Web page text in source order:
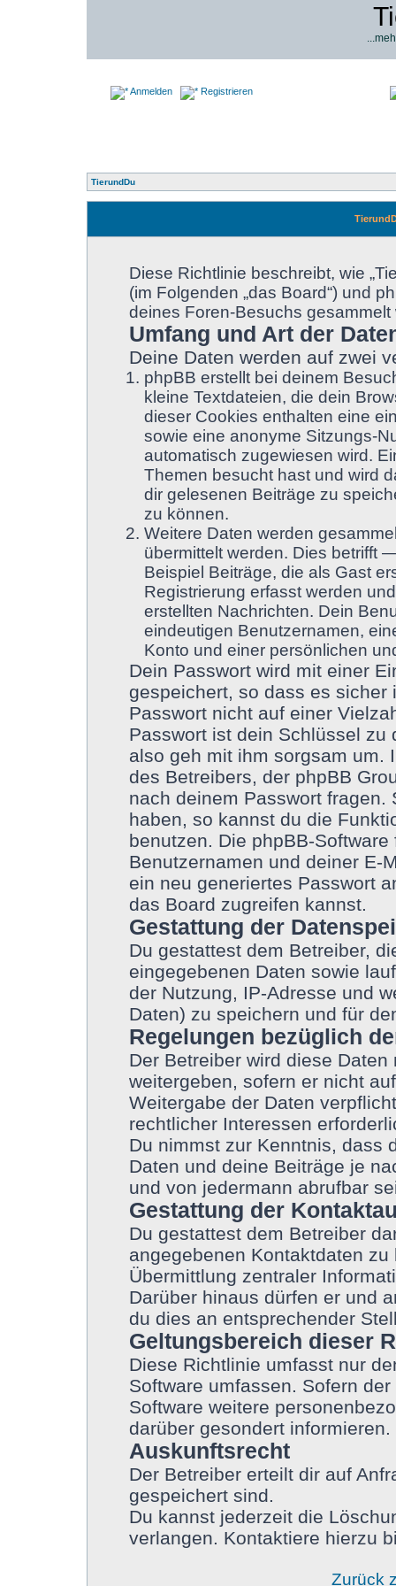
Anmelden Registrieren
TierundDu
Diese Richtlinie beschreibt, wie
(im Folgenden „das Board“) und
deines Foren-Besuchs gesammelt
Umfang und Art der
Deine Daten werden auf zwei
phpBB erstellt bei deinem
kleine Textdateien, die dein
dieser Cookies enthalten eine
sowie eine anonyme Sitzungs-
automatisch zugewiesen wird.
Themen besucht hast und wird
dir gelesenen Beiträge zu
zu können.
Weitere Daten werden
übermittelt werden. Dies betrifft
Beispiel Beiträge, die als Gast
Registrierung erfasst werden
erstellten Nachrichten. Dein
eindeutigen Benutzernamen,
Konto und einer persönlichen
Dein Passwort wird mit einer
gespeichert, so dass es
Passwort nicht auf einer
Passwort ist dein Schlüssel zu
also geh mit ihm sorgsam um.
des Betreibers, der phpBB
nach deinem Passwort
haben, so kannst du die
benutzen. Die phpBB-
Benutzernamen und deiner E-
ein neu generiertes Passwort
das Board zugreifen kannst.
Gestattung der
Du gestattest dem Betreiber,
eingegebenen Daten sowie
der Nutzung, IP-Adresse und
Daten) zu speichern und für
Regelungen bezüglich
Der Betreiber wird diese
weitergeben, sofern er nicht
Weitergabe der Daten
rechtlicher Interessen
Du nimmst zur Kenntnis, dass
Daten und deine Beiträge je
und von jedermann abrufbar
Gestattung der
Du gestattest dem Betreiber
angegebenen Kontaktdaten
Übermittlung zentraler
Darüber hinaus dürfen er und
du dies an entsprechender
Geltungsbereich dieser
Diese Richtlinie umfasst nur
Software umfassen. Sofern
Software weitere
darüber gesondert informieren.
Auskunftsrecht
Der Betreiber erteilt dir auf
gespeichert sind.
Du kannst jederzeit die
verlangen. Kontaktiere hierzu
Zurück